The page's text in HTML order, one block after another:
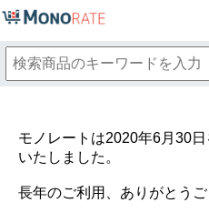
モノレートは2020年6月30
いたしました。
長年のご利用、ありがとうご